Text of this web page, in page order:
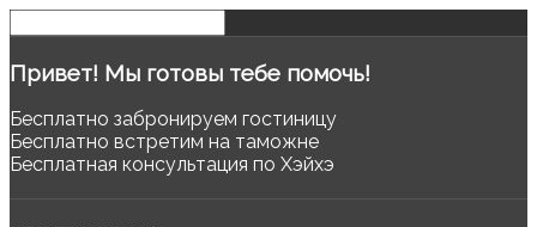
Привет! Мы готовы тебе помочь!
Бесплатно забронируем гостиницу
Бесплатно встретим на таможне
Бесплатная консультация по Хэйхэ